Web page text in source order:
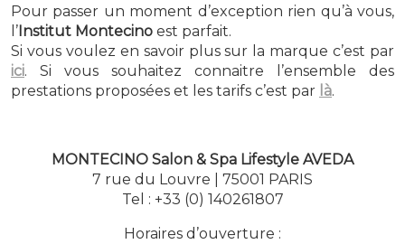
Pour passer un moment d’exception rien qu’à vous,
l’ Institut Montecino est parfait.
Si vous voulez en savoir plus sur la marque c’est par
ici. Si vous souhaitez connaitre l’ensemble des
prestations proposées et les tarifs c’est par là.
MONTECINO Salon & Spa Lifestyle AVEDA
7 rue du Louvre | 75001 PARIS
Tel : +33 (0) 140261807
Horaires d’ouverture :